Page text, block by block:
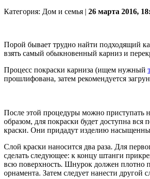
Категория: Дом и семья | 26 марта 2016,
Порой бывает трудно найти подходящий
взять самый обыкновенный карниз и
Процесс покраски карниза (ищем нужный
прошлифована, затем рекомендуется
После этой процедуры можно приступать
образом, для покраски будет доступна
краски. Они придадут изделию
Слой краски наносится два раза. Для
сделать следующее: к концу штанги
всю поверхность. Шнурок должен плотно
орнамента. Затем следует нанести другой